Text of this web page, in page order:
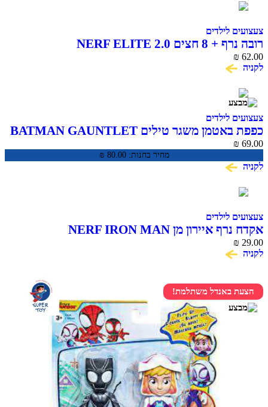
צעצועים לילדים
רובה נרף + 8 חצים NERF ELITE 2.0
₪ 62.00
לקניה
צעצועים לילדים
כפפת באטמן משגר טילים BATMAN GAUNTLET
מחיר בחנות: ₪ 80.00
₪ 69.00
לקניה
צעצועים לילדים
אקדח נרף איירון מן NERF IRON MAN
₪ 29.00
לקניה
הצעת באנדל משתלמת!